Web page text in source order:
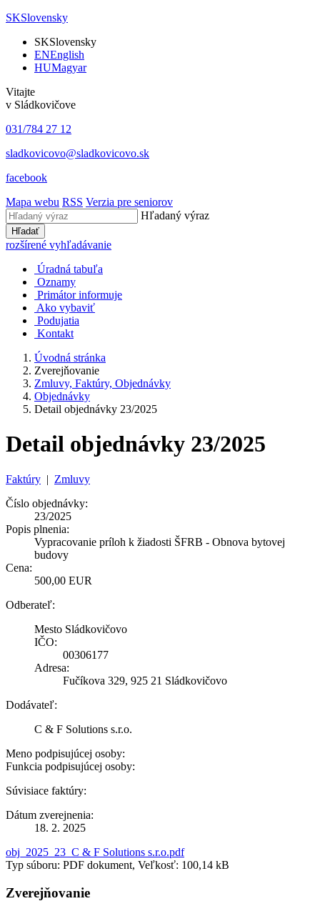
SKSlovensky
SKSlovensky
ENEnglish
HUMagyar
Vitajte
v Sládkovičove
031/784 27 12
sladkovicovo@sladkovicovo.sk
facebook
Mapa webu RSS Verzia pre seniorov
Hľadaný výraz
Hľadať
rozšírené vyhľadávanie
Úradná tabuľa
Oznamy
Primátor informuje
Ako vybaviť
Podujatia
Kontakt
Úvodná stránka
Zverejňovanie
Zmluvy, Faktúry, Objednávky
Objednávky
Detail objednávky 23/2025
Detail objednávky 23/2025
Faktúry | Zmluvy
Číslo objednávky:
23/2025
Popis plnenia:
Vypracovanie príloh k žiadosti ŠFRB - Obnova bytovej
budovy
Cena:
500,00 EUR
Odberateľ:
Mesto Sládkovičovo
IČO:
00306177
Adresa:
Fučíkova 329, 925 21 Sládkovičovo
Dodávateľ:
C & F Solutions s.r.o.
Meno podpisujúcej osoby:
Funkcia podpisujúcej osoby:
Súvisiace faktúry:
Dátum zverejnenia:
18. 2. 2025
obj_2025_23_C & F Solutions s.r.o.pdf
Typ súboru: PDF dokument, Veľkosť: 100,14 kB
Zverejňovanie